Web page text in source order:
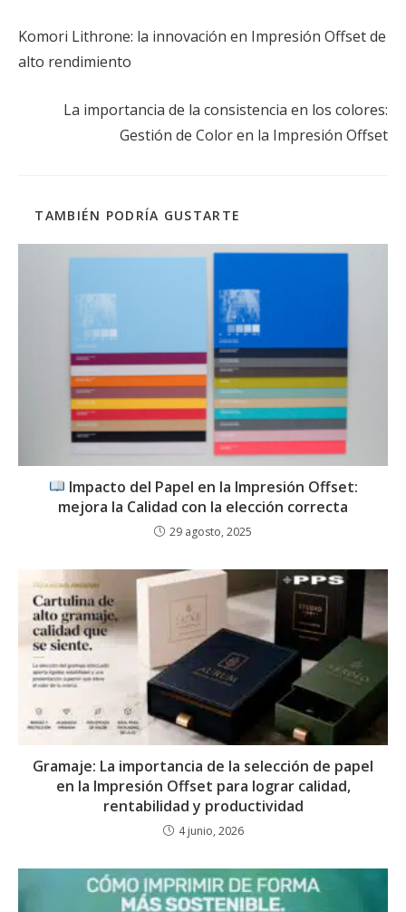
Komori Lithrone: la innovación en Impresión Offset de
alto rendimiento
La importancia de la consistencia en los colores:
Gestión de Color en la Impresión Offset
TAMBIÉN PODRÍA GUSTARTE
Impacto del Papel en la Impresión Offset:
mejora la Calidad con la elección correcta
29 agosto, 2025
Gramaje: La importancia de la selección de papel
en la Impresión Offset para lograr calidad,
rentabilidad y productividad
4 junio, 2026